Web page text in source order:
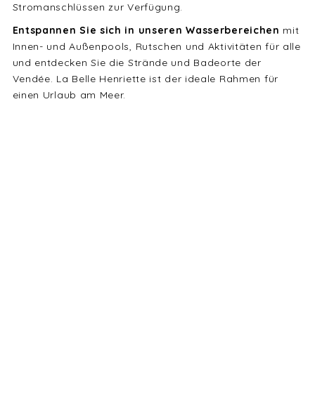
Stromanschlüssen zur Verfügung.
Entspannen Sie sich in unseren Wasserbereichen mit
Innen- und Außenpools, Rutschen und Aktivitäten für alle
und entdecken Sie die Strände und Badeorte der
Vendée. La Belle Henriette ist der ideale Rahmen für
einen Urlaub am Meer.